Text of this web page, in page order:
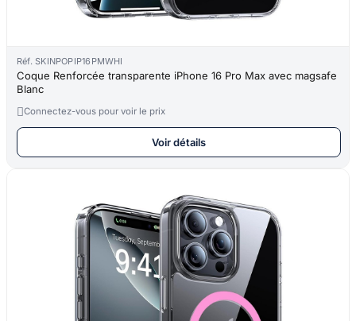
Réf. SKINPOPIP16PMWHI
Coque Renforcée transparente iPhone 16 Pro Max avec magsafe
Blanc
Connectez-vous pour voir le prix
Voir détails